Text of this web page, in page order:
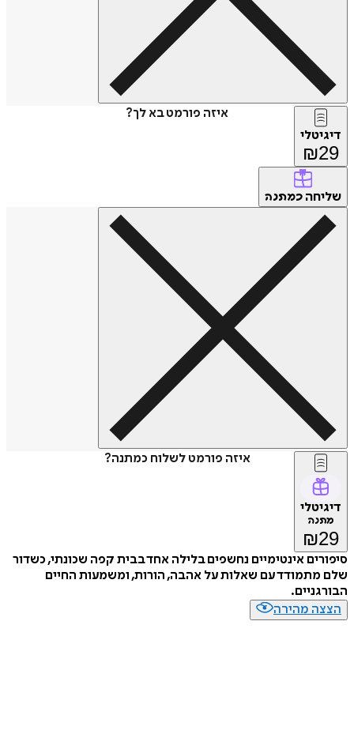
איזה פורמט בא לך?
דיגיטלי
₪29
שליחה כמתנה
איזה פורמט לשלוח כמתנה?
דיגיטלי
מתנה
₪29
סיפורים אינטימיים נחשפים בלילה אחד בבית קפה שכונתי, כשדור
שלם מתמודד עם שאלות על אהבה, הורות, ומשמעות החיים
הבורגניים.
הצצה מהירה